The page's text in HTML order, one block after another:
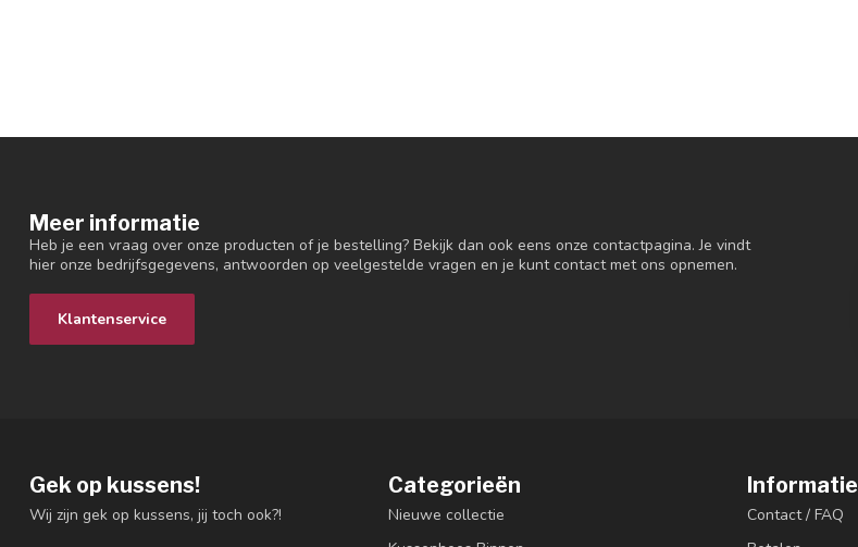
Meer informatie
Heb je een vraag over onze producten of je bestelling? Bekijk dan ook eens onze contactpagina. Je vindt
hier onze bedrijfsgegevens, antwoorden op veelgestelde vragen en je kunt contact met ons opnemen.
Klantenservice
Gek op kussens!
Wij zijn gek op kussens, jij toch ook?!
Categorieën
Nieuwe collectie
Informatie
Contact / FAQ